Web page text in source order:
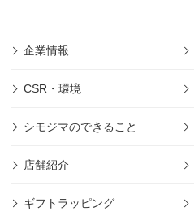
企業情報
CSR・環境
シモジマのできること
店舗紹介
ギフトラッピング